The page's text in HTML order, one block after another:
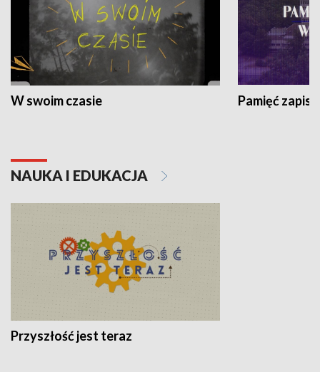
W swoim czasie Pamięć
NAUKA I EDUKACJA
Przyszłość jest teraz